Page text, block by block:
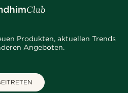
Produkten, aktuellen Trends
Angeboten.